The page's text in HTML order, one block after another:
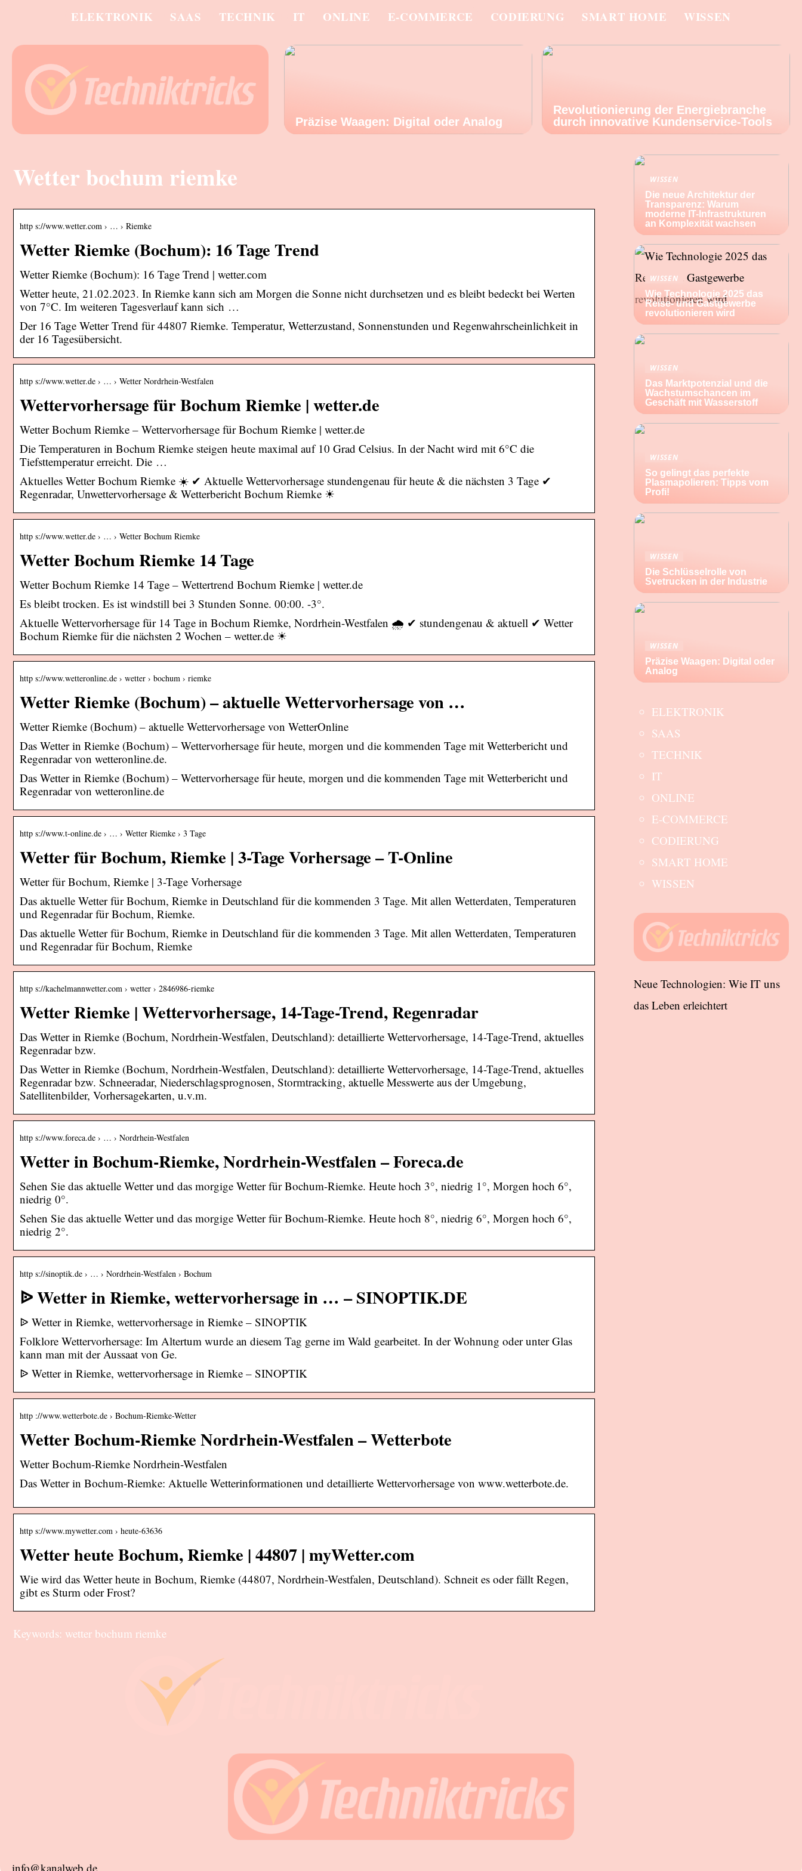
ELEKTRONIK SAAS TECHNIK IT ONLINE E-COMMERCE CODIERUNG SMART HOME WISSEN
Präzise Waagen: Digital oder Analog
Revolutionierung der Energiebranche
durch innovative Kundenservice-Tools
Wetter bochum riemke
http s://www.wetter.com › … › Riemke
Wetter Riemke (Bochum): 16 Tage Trend
Wetter Riemke (Bochum): 16 Tage Trend | wetter.com
Wetter heute, 21.02.2023. In Riemke kann sich am Morgen die Sonne nicht durchsetzen und es bleibt bedeckt bei Werten
von 7°C. Im weiteren Tagesverlauf kann sich …
Der 16 Tage Wetter Trend für 44807 Riemke. Temperatur, Wetterzustand, Sonnenstunden und Regenwahrscheinlichkeit in
der 16 Tagesübersicht.
http s://www.wetter.de › … › Wetter Nordrhein-Westfalen
Wettervorhersage für Bochum Riemke | wetter.de
Wetter Bochum Riemke – Wettervorhersage für Bochum Riemke | wetter.de
Die Temperaturen in Bochum Riemke steigen heute maximal auf 10 Grad Celsius. In der Nacht wird mit 6°C die
Tiefsttemperatur erreicht. Die …
Aktuelles Wetter Bochum Riemke ☀️ ✔ Aktuelle Wettervorhersage stundengenau für heute & die nächsten 3 Tage ✔
Regenradar, Unwettervorhersage & Wetterbericht Bochum Riemke ☀
http s://www.wetter.de › … › Wetter Bochum Riemke
Wetter Bochum Riemke 14 Tage
Wetter Bochum Riemke 14 Tage – Wettertrend Bochum Riemke | wetter.de
Es bleibt trocken. Es ist windstill bei 3 Stunden Sonne. 00:00. -3°.
Aktuelle Wettervorhersage für 14 Tage in Bochum Riemke, Nordrhein-Westfalen 🌧️ ✔ stundengenau & aktuell ✔ Wetter
Bochum Riemke für die nächsten 2 Wochen – wetter.de ☀
http s://www.wetteronline.de › wetter › bochum › riemke
Wetter Riemke (Bochum) – aktuelle Wettervorhersage von …
Wetter Riemke (Bochum) – aktuelle Wettervorhersage von WetterOnline
Das Wetter in Riemke (Bochum) – Wettervorhersage für heute, morgen und die kommenden Tage mit Wetterbericht und
Regenradar von wetteronline.de.
Das Wetter in Riemke (Bochum) – Wettervorhersage für heute, morgen und die kommenden Tage mit Wetterbericht und
Regenradar von wetteronline.de
http s://www.t-online.de › … › Wetter Riemke › 3 Tage
Wetter für Bochum, Riemke | 3-Tage Vorhersage – T-Online
Wetter für Bochum, Riemke | 3-Tage Vorhersage
Das aktuelle Wetter für Bochum, Riemke in Deutschland für die kommenden 3 Tage. Mit allen Wetterdaten, Temperaturen
und Regenradar für Bochum, Riemke.
Das aktuelle Wetter für Bochum, Riemke in Deutschland für die kommenden 3 Tage. Mit allen Wetterdaten, Temperaturen
und Regenradar für Bochum, Riemke
http s://kachelmannwetter.com › wetter › 2846986-riemke
Wetter Riemke | Wettervorhersage, 14-Tage-Trend, Regenradar
Das Wetter in Riemke (Bochum, Nordrhein-Westfalen, Deutschland): detaillierte Wettervorhersage, 14-Tage-Trend, aktuelles
Regenradar bzw.
Das Wetter in Riemke (Bochum, Nordrhein-Westfalen, Deutschland): detaillierte Wettervorhersage, 14-Tage-Trend, aktuelles
Regenradar bzw. Schneeradar, Niederschlagsprognosen, Stormtracking, aktuelle Messwerte aus der Umgebung,
Satellitenbilder, Vorhersagekarten, u.v.m.
http s://www.foreca.de › … › Nordrhein-Westfalen
Wetter in Bochum-Riemke, Nordrhein-Westfalen – Foreca.de
Sehen Sie das aktuelle Wetter und das morgige Wetter für Bochum-Riemke. Heute hoch 3°, niedrig 1°, Morgen hoch 6°,
niedrig 0°.
Sehen Sie das aktuelle Wetter und das morgige Wetter für Bochum-Riemke. Heute hoch 8°, niedrig 6°, Morgen hoch 6°,
niedrig 2°.
http s://sinoptik.de › … › Nordrhein-Westfalen › Bochum
ᐉ Wetter in Riemke, wettervorhersage in … – SINOPTIK.DE
ᐉ Wetter in Riemke, wettervorhersage in Riemke – SINOPTIK
Folklore Wettervorhersage: Im Altertum wurde an diesem Tag gerne im Wald gearbeitet. In der Wohnung oder unter Glas
kann man mit der Aussaat von Ge.
ᐉ Wetter in Riemke, wettervorhersage in Riemke – SINOPTIK
http ://www.wetterbote.de › Bochum-Riemke-Wetter
Wetter Bochum-Riemke Nordrhein-Westfalen – Wetterbote
Wetter Bochum-Riemke Nordrhein-Westfalen
Das Wetter in Bochum-Riemke: Aktuelle Wetterinformationen und detaillierte Wettervorhersage von www.wetterbote.de.
http s://www.mywetter.com › heute-63636
Wetter heute Bochum, Riemke | 44807 | myWetter.com
Wie wird das Wetter heute in Bochum, Riemke (44807, Nordrhein-Westfalen, Deutschland). Schneit es oder fällt Regen,
gibt es Sturm oder Frost?
Keywords: wetter bochum riemke
WISSEN
Die neue Architektur der
Transparenz: Warum
moderne IT-Infrastrukturen
an Komplexität wachsen
WISSEN
Wie Technologie 2025 das
Reise- und Gastgewerbe
revolutionieren wird
WISSEN
Das Marktpotenzial und die
Wachstumschancen im
Geschäft mit Wasserstoff
WISSEN
So gelingt das perfekte
Plasmapolieren: Tipps vom
Profi!
WISSEN
Die Schlüsselrolle von
Svetrucken in der Industrie
WISSEN
Präzise Waagen: Digital oder
Analog
ELEKTRONIK
SAAS
TECHNIK
IT
ONLINE
E-COMMERCE
CODIERUNG
SMART HOME
WISSEN
Neue Technologien: Wie IT uns
das Leben erleichtert
info@kanalweb.de